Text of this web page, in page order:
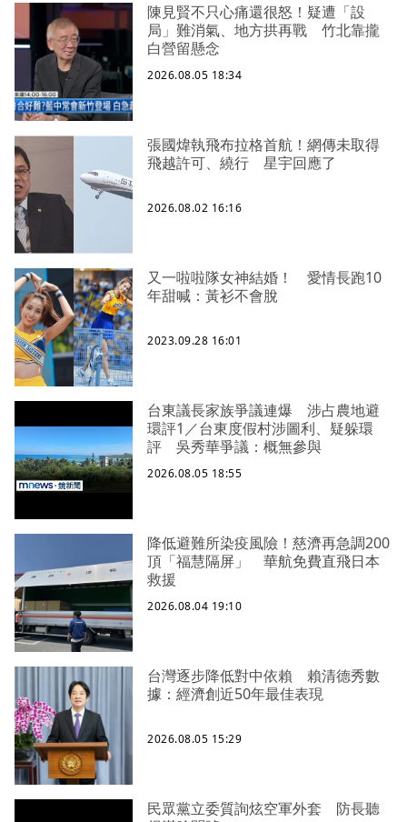
陳見賢不只心痛還很怒！疑遭「設
局」難消氣、地方拱再戰 竹北靠攏
白營留懸念
2026.08.05 18:34
張國煒執飛布拉格首航！網傳未取得
飛越許可、繞行 星宇回應了
2026.08.02 16:16
又一啦啦隊女神結婚！ 愛情長跑10
年甜喊：黃衫不會脫
2023.09.28 16:01
台東議長家族爭議連爆 涉占農地避
環評1／台東度假村涉圖利、疑躲環
評 吳秀華爭議：概無參與
2026.08.05 18:55
降低避難所染疫風險！慈濟再急調200
頂「福慧隔屏」 華航免費直飛日本
救援
2026.08.04 19:10
台灣逐步降低對中依賴 賴清德秀數
據：經濟創近50年最佳表現
2026.08.05 15:29
民眾黨立委質詢炫空軍外套 防長聽